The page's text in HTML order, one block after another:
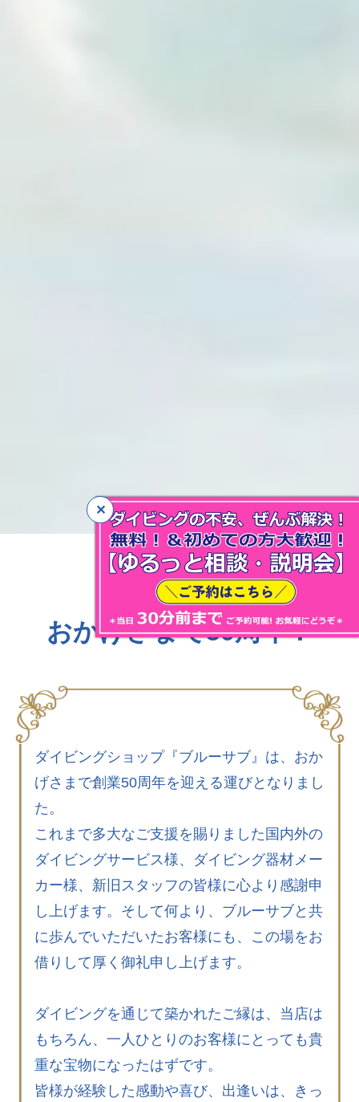
おかげさまで50周年！
ダイビングショップ『ブルーサブ』は、おか
げさまで創業50周年を迎える運びとなりまし
た。
これまで多大なご支援を賜りました国内外の
ダイビングサービス様、ダイビング器材メー
カー様、新旧スタッフの皆様に心より感謝申
し上げます。そして何より、ブルーサブと共
に歩んでいただいたお客様にも、この場をお
借りして厚く御礼申し上げます。
ダイビングを通じて築かれたご縁は、当店は
もちろん、一人ひとりのお客様にとっても貴
重な宝物になったはずです。
皆様が経験した感動や喜び、出逢いは、きっ